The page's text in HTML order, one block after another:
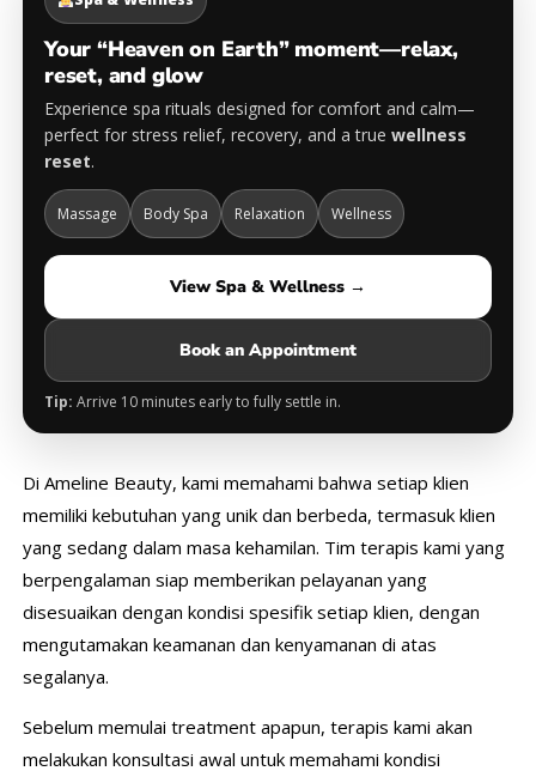
Your “Heaven on Earth” moment—relax,
reset, and glow
Experience spa rituals designed for comfort and calm—
perfect for stress relief, recovery, and a true wellness
reset.
Massage Body Spa Relaxation Wellness
View Spa & Wellness →
Book an Appointment
Tip: Arrive 10 minutes early to fully settle in.
Di Ameline Beauty, kami memahami bahwa setiap klien
memiliki kebutuhan yang unik dan berbeda, termasuk klien
yang sedang dalam masa kehamilan. Tim terapis kami yang
berpengalaman siap memberikan pelayanan yang
disesuaikan dengan kondisi spesifik setiap klien, dengan
mengutamakan keamanan dan kenyamanan di atas
segalanya.
Sebelum memulai treatment apapun, terapis kami akan
melakukan konsultasi awal untuk memahami kondisi